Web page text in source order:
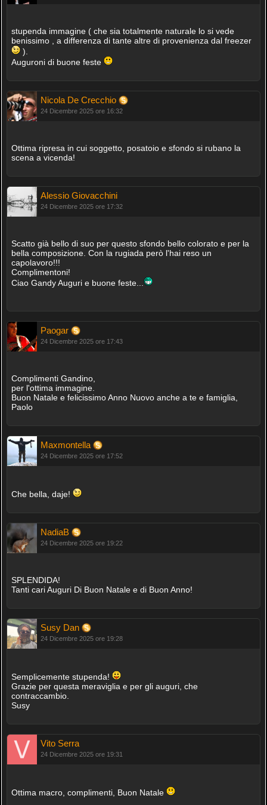
stupenda immagine ( che sia totalmente naturale lo si vede
benissimo , a differenza di tante altre di provenienza dal freezer
).
Auguroni di buone feste
Nicola De Crecchio
24 Dicembre 2025 ore 16:32
Ottima ripresa in cui soggetto, posatoio e sfondo si rubano la
scena a vicenda!
Alessio Giovacchini
24 Dicembre 2025 ore 17:32
Scatto già bello di suo per questo sfondo bello colorato e per la
bella composizione. Con la rugiada però l'hai reso un
capolavoro!!!
Complimentoni!
Ciao Gandy Auguri e buone feste...
Paogar
24 Dicembre 2025 ore 17:43
Complimenti Gandino,
per l'ottima immagine.
Buon Natale e felicissimo Anno Nuovo anche a te e famiglia,
Paolo
Maxmontella
24 Dicembre 2025 ore 17:52
Che bella, daje!
NadiaB
24 Dicembre 2025 ore 19:22
SPLENDIDA!
Tanti cari Auguri Di Buon Natale e di Buon Anno!
Susy Dan
24 Dicembre 2025 ore 19:28
Semplicemente stupenda!
Grazie per questa meraviglia e per gli auguri, che
contraccambio.
Susy
Vito Serra
24 Dicembre 2025 ore 19:31
Ottima macro, complimenti, Buon Natale